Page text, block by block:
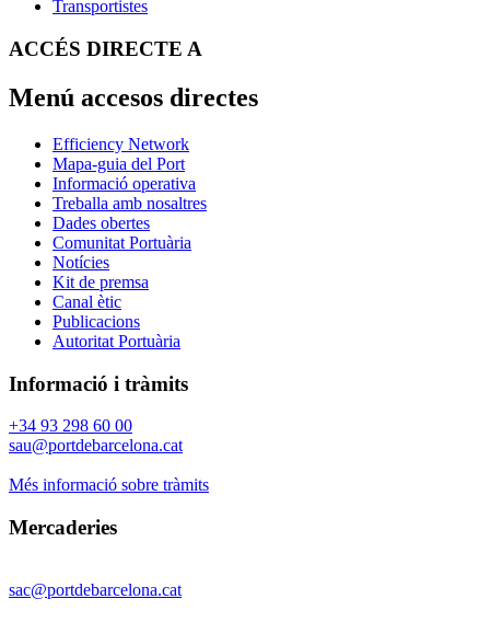
Transportistes
ACCÉS DIRECTE A
Menú accesos directes
Efficiency Network
Mapa-guia del Port
Informació operativa
Treballa amb nosaltres
Dades obertes
Comunitat Portuària
Notícies
Kit de premsa
Canal ètic
Publicacions
Autoritat Portuària
Informació i tràmits
+34 93 298 60 00
sau@portdebarcelona.cat
Més informació sobre tràmits
Mercaderies
sac@portdebarcelona.cat